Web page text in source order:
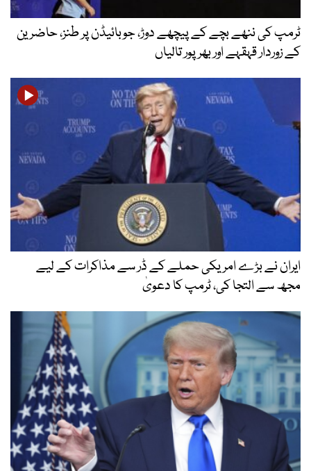
ٹرمپ کی ننھے بچے کے پیچھے دوڑ، جوبائیڈن پر طنز، حاضرین
کے زوردار قہقہے اور بھرپور تالیاں
ایران نے بڑے امریکی حملے کے ڈر سے مذاکرات کے لیے
مجھ سے التجا کی، ٹرمپ کا دعویٰ